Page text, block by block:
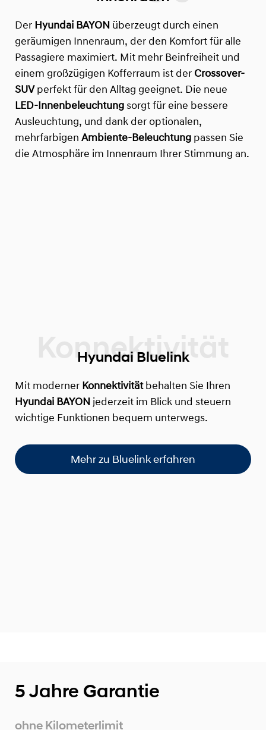
Der Hyundai BAYON überzeugt durch einen
geräumigen Innenraum, der den Komfort für alle
Passagiere maximiert. Mit mehr Beinfreiheit und
einem großzügigen Kofferraum ist der Crossover-
SUVperfekt für den Alltag geeignet. Die neue
LED-Innenbeleuchtung sorgt für eine bessere
Ausleuchtung, und dank der optionalen,
mehrfarbigen Ambiente-Beleuchtung passen Sie
die Atmosphäre im Innenraum Ihrer Stimmung an.
Hyundai Bluelink
Mit moderner Konnektivitätbehalten Sie Ihren
Hyundai BAYON jederzeit im Blick und steuern
wichtige Funktionen bequem unterwegs.
Mehr zu Bluelink erfahren
5 Jahre Garantie
ohne Kilometerlimit